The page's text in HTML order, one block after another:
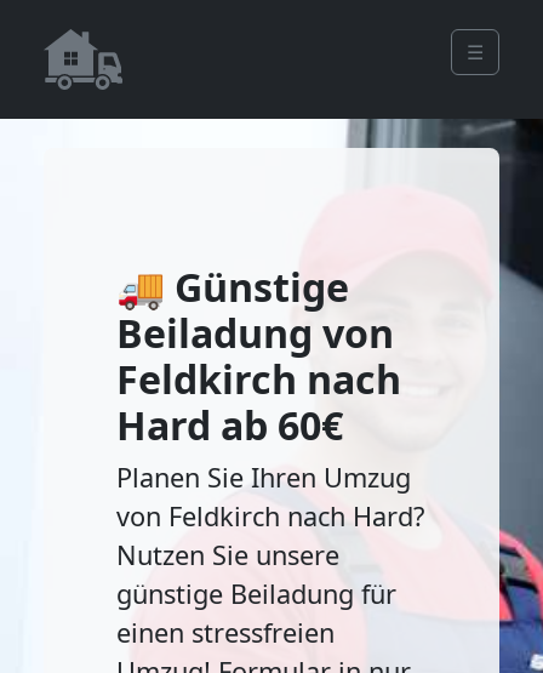
☰
🚚 Günstige
Beiladung von
Feldkirch nach
Hard ab 60€
Planen Sie Ihren Umzug
von Feldkirch nach Hard?
Nutzen Sie unsere
günstige Beiladung für
einen stressfreien